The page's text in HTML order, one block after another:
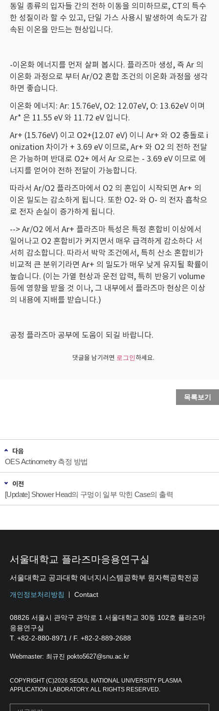
동일 종류의 입자들 간의 전하 이동을 의미하므로, CT의 특수
한 성질이라 할 수 있고, 단일 가스 사용시 발생하여 속도가 감
속된 이온을 만드는 현상입니다.
-이온화 에너지를 먼저 살펴 봅시다. 플라즈마 생성, 즉 Ar 의
이온화 과정으로 부터 Ar/O2 혼합 조건의 이온화 과정을 생각
하면 좋습니다.
이온화 에너지: Ar: 15.76eV, O2: 12.07eV, O: 13.62eV 이며
Ar* 은 11.55 eV 와 11.72 eV 입니다.
Ar+ (15.76eV) 이고 O2+(12.07 eV) 이니 Ar+ 와 O2 충돌로 i
onization 차이가 + 3.69 eV 이므로, Ar+ 와 O2 의 전하 전달
은 가능하며 반대로 O2+ 에서 Ar 으로는 - 3.69 eV 이므로 에
너지를 얻어야 전하 전달이 가능합니다.
따라서 Ar/O2 플라즈마에서 O2 의 혼입이 시작되면 Ar+ 의
이온 밀도는 감소하게 됩니다. 또한 O2- 와 O- 의 전자 흡착으
로 전자 손실이 증가하게 됩니다.
--> Ar/O2 에서 Ar+ 플라즈마 특성은 특정 혼합비 이상에서
일어나고 O2 혼합비가 커지면서 매우 급격하게 감소하다 서
서히 감소합니다. 따라서 박막 조건에서, 특히 산소 혼합비가
비교적 큰 분위기라면 Ar+ 의 밀도가 매우 낮게 유지될 확률이
높습니다. (이는 가열 현상과 운전 압력, 특히 반응기 volume
등에 영향을 받을 것 이나, 그 내부에서 플라즈마 현상은 이상
의 내용에 지배를 받습니다.)
공정 플라즈마 공부에 도움이 되길 바랍니다.
댓글을 남기려면 로그인 하세요.
목록보기
다음
OES Actinometry 측정 방법
이전
[Update] Shower Head의 구멍이 일부 막힌 Case의 출력
서울대학교 플라즈마응용연구실
서울대학교 공과대학 에너지시스템공학부 원자핵공학전공
개인정보처리방침 Contact
08826 서울시 관악구 관악로 1 서울대학교 30동 102호 플라즈마
응용연구실
T. +82-2-880-8971 / F. +82-2-889-2688
Webmaster: 최규진 pokto5627@snu.ac.kr
COPYRIGHT (C)2026 SEOUL NATIONAL UNIVERSITY PLASMA
APPLICATION LABORATORY. ALL RIGHTS RESERVED.